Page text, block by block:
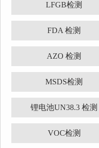
LFGB检测
FDA 检测
AZO 检测
MSDS检测
锂电池UN38.3 检测
VOC检测